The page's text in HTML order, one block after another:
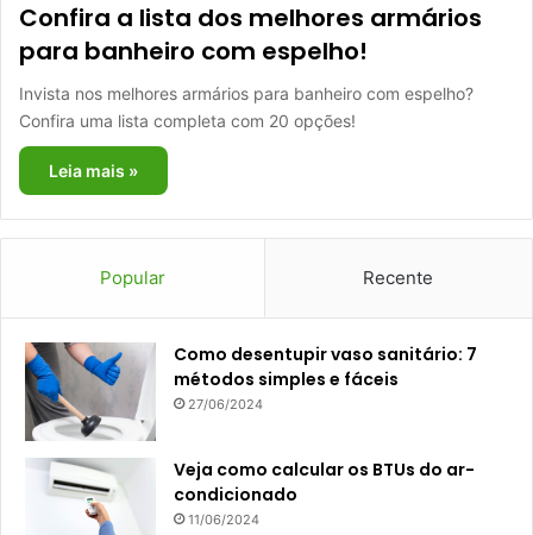
Confira a lista dos melhores armários
para banheiro com espelho!
Invista nos melhores armários para banheiro com espelho?
Confira uma lista completa com 20 opções!
Leia mais »
Popular Recente
Como desentupir vaso sanitário: 7
métodos simples e fáceis
27/06/2024
Veja como calcular os BTUs do ar-
condicionado
11/06/2024